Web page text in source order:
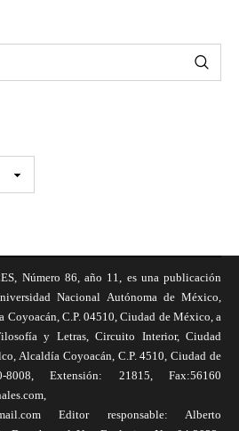
Número 86, año 11, es una publicación
Nacional Autónoma de México,
C.P. 04510, Ciudad de México, a
y Letras, Circuito Interior, Ciudad
Alcaldía Coyoacán, C.P. 4510, Ciudad de
Extensión: 21815, Fax:56160
Editor responsable: Alberto